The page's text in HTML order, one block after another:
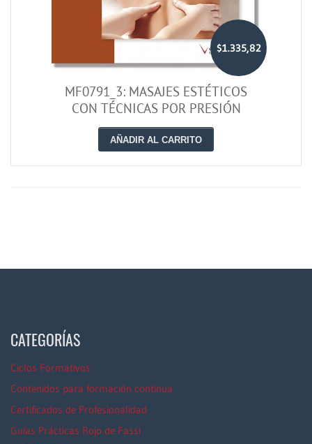
$1.335,82
MF0791_3: MASAJES ESTÉTICOS
CON TÉCNICAS POR PRESIÓN
AÑADIR AL CARRITO
CATEGORÍAS
Ciclos Formativos
Contenidos para formación continua
Certificados de Profesionalidad
Guías Prácticas Rojo de Fassi